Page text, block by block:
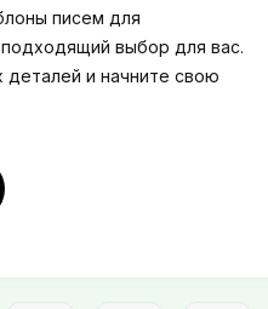
писем для
выбор для вас.
и начните свою